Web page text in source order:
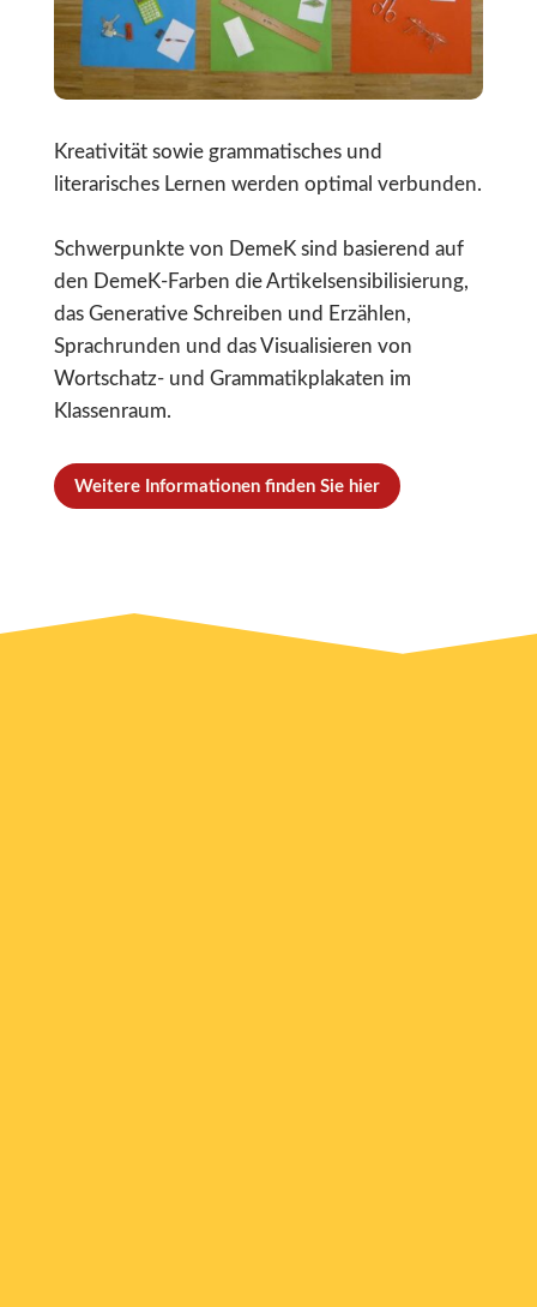
Kreativität sowie grammatisches und
literarisches Lernen werden optimal verbunden.
Schwerpunkte von DemeK sind basierend auf
den DemeK-Farben die Artikelsensibilisierung,
das Generative Schreiben und Erzählen,
Sprachrunden und das Visualisieren von
Wortschatz- und Grammatikplakaten im
Klassenraum.
Weitere Informationen finden Sie hier